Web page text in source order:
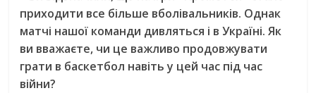
приходити все більше вболівальників. Однак
матчі нашої команди дивляться і в Україні. Як
ви вважаєте, чи це важливо продовжувати
грати в баскетбол навіть у цей час під час
війни?